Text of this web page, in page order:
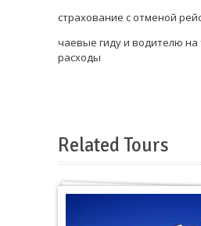
страхование с отменой
чаевые гиду и водителю на
расходы
Related Tours